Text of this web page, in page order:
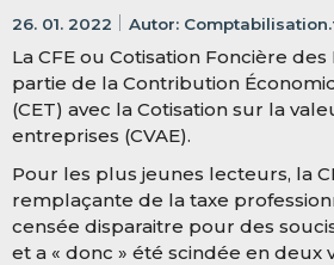
26. 01. 2022
La CFE ou Cotisation Foncière
partie de la Contribution
(CET) avec la Cotisation sur la
entreprises (CVAE).
Pour les plus jeunes lecteurs, la
remplaçante de la taxe
censée disparaitre pour des
et a « donc » été scindée en deux